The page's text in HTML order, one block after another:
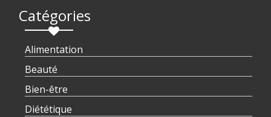
Catégories
Alimentation
Beauté
Bien-être
Diététique